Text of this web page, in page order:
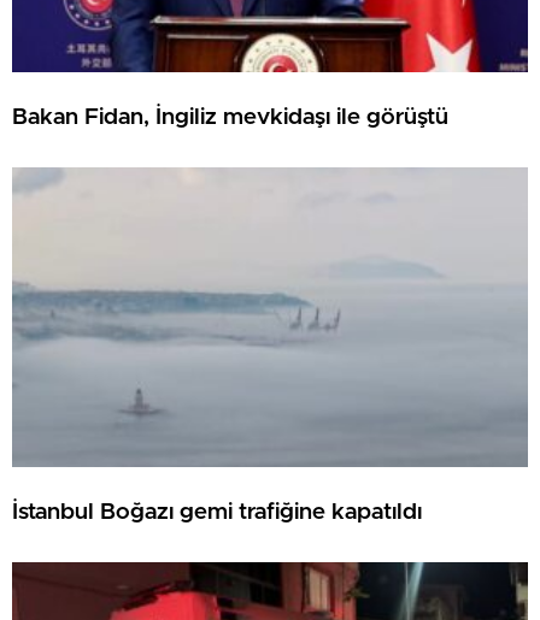
Bakan Fidan, İngiliz mevkidaşı ile görüştü
İstanbul Boğazı gemi trafiğine kapatıldı